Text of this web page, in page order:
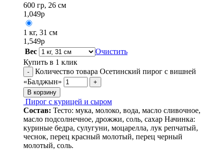
600 гр, 26 см
1,049р
1 кг, 31 см
1,549р
Вес
Очистить
Купить в 1 клик
-
Количество товара Осетинский пирог с вишней
«Балджын»
+
В корзину
Пирог с курицей и сыром
Состав: Тесто: мука, молоко, вода, масло сливочное,
масло подсолнечное, дрожжи, соль, сахар Начинка:
куриные бедра, сулугуни, моцарелла, лук репчатый,
чеснок, перец красный молотый, перец черный
молотый, соль.